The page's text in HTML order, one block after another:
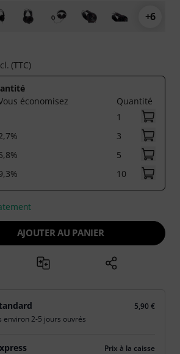
+6
(TTC)
économisez
Quantité
1
3
5
10
AJOUTER AU PANIER
5,90 €
environ 2-5 jours ouvrés
Prix à la caisse